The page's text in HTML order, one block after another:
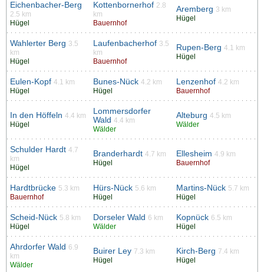
Eichenbacher-Berg
2.5 km
Hügel
Kottenbornerhof 2.8
km
Bauernhof
Aremberg 3 km
Hügel
Wahlerter Berg 3.5
km
Hügel
Laufenbacherhof 3.5
km
Bauernhof
Rupen-Berg 4.1 km
Hügel
Eulen-Kopf 4.1 km
Hügel
Bunes-Nück 4.2 km
Hügel
Lenzenhof 4.2 km
Bauernhof
In den Höffeln 4.4 km
Hügel
Lommersdorfer
Wald 4.4 km
Wälder
Alteburg 4.5 km
Wälder
Schulder Hardt 4.7
km
Hügel
Branderhardt 4.7 km
Hügel
Ellesheim 4.9 km
Bauernhof
Hardtbrücke 5.3 km
Bauernhof
Hürs-Nück 5.6 km
Hügel
Martins-Nück 5.7 km
Hügel
Scheid-Nück 5.8 km
Hügel
Dorseler Wald 6 km
Wälder
Kopnück 6.5 km
Hügel
Ahrdorfer Wald 6.9
km
Wälder
Buirer Ley 7.3 km
Hügel
Kirch-Berg 7.4 km
Hügel